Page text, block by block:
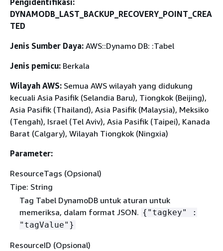
Pengidentifikasi:
DYNAMODB_LAST_BACKUP_RECOVERY_POINT_CREA
TED
Jenis Sumber Daya: AWS::Dynamo DB: :Tabel
Jenis pemicu: Berkala
Wilayah AWS: Semua AWS wilayah yang didukung
kecuali Asia Pasifik (Selandia Baru), Tiongkok (Beijing),
Asia Pasifik (Thailand), Asia Pasifik (Malaysia), Meksiko
(Tengah), Israel (Tel Aviv), Asia Pasifik (Taipei), Kanada
Barat (Calgary), Wilayah Tiongkok (Ningxia)
Parameter:
ResourceTags (Opsional)
Tipe: String
Tag Tabel DynamoDB untuk aturan untuk
memeriksa, dalam format JSON. { "tagkey" :
"tagValue"}
ResourceID (Opsional)